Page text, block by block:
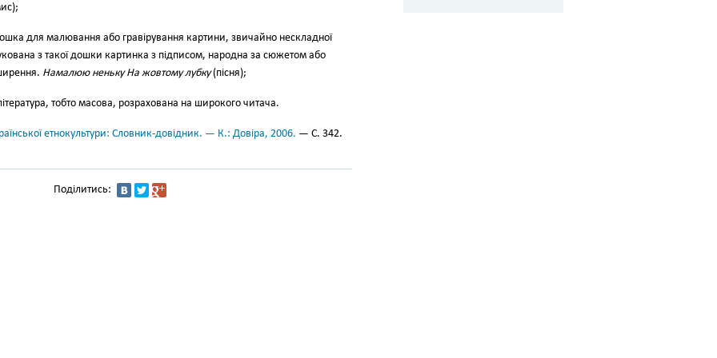
для малювання або гравірування картини, звичайно нескладної
з такої дошки кар­тинка з підписом, народна за сю­жетом або
Намалюю неньку На жовтому лубку(пісня);
тобто масова, розрахована на широкого читача.
етнокультури: Словник-довідник. — К.: Довіра, 2006. — С. 342.
Поділитись: